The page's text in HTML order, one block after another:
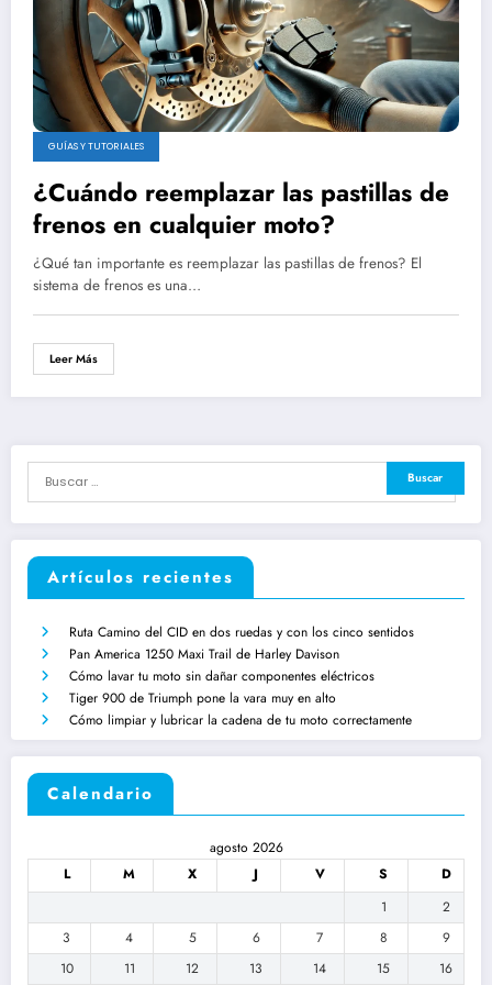
GUÍAS Y TUTORIALES
¿Cuándo reemplazar las pastillas de
frenos en cualquier moto?
¿Qué tan importante es reemplazar las pastillas de frenos? El
sistema de frenos es una…
Leer Más
Artículos recientes
Ruta Camino del CID en dos ruedas y con los cinco sentidos
Pan America 1250 Maxi Trail de Harley Davison
Cómo lavar tu moto sin dañar componentes eléctricos
Tiger 900 de Triumph pone la vara muy en alto
Cómo limpiar y lubricar la cadena de tu moto correctamente
Calendario
agosto 2026
L
M X J V S
D
1
2
3
4 5 6 7 8
9
10
11 12 13 14 15 16